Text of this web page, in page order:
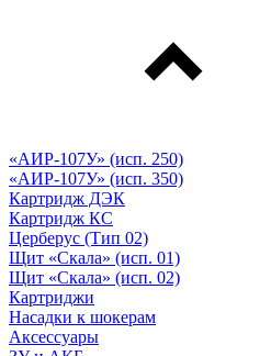
«АИР-107У» (исп. 250)
«АИР-107У» (исп. 350)
Картридж ДЭК
Картридж КС
Церберус (Тип 02)
Щит «Скала» (исп. 01)
Щит «Скала» (исп. 02)
Картриджи
Насадки к шокерам
Аксессуары